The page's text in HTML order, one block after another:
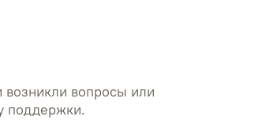
вопросы или
поддержки.